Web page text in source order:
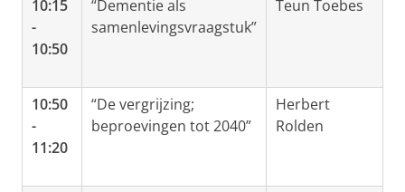
10:15
-
10:50
“Dementie als
samenlevingsvraagstuk”
Teun Toebes
10:50
-
11:20
“De vergrijzing;
beproevingen tot 2040”
Herbert
Rolden